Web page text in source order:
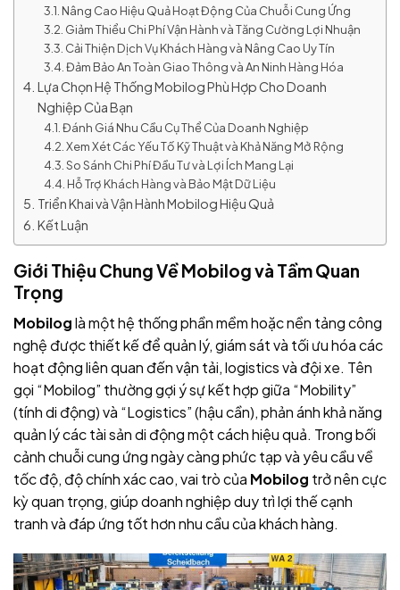
Nâng Cao Hiệu Quả Hoạt Động Của Chuỗi Cung Ứng
Giảm Thiểu Chi Phí Vận Hành và Tăng Cường Lợi Nhuận
Cải Thiện Dịch Vụ Khách Hàng và Nâng Cao Uy Tín
Đảm Bảo An Toàn Giao Thông và An Ninh Hàng Hóa
Lựa Chọn Hệ Thống Mobilog Phù Hợp Cho Doanh
Nghiệp Của Bạn
Đánh Giá Nhu Cầu Cụ Thể Của Doanh Nghiệp
Xem Xét Các Yếu Tố Kỹ Thuật và Khả Năng Mở Rộng
So Sánh Chi Phí Đầu Tư và Lợi Ích Mang Lại
Hỗ Trợ Khách Hàng và Bảo Mật Dữ Liệu
Triển Khai và Vận Hành Mobilog Hiệu Quả
Kết Luận
Giới Thiệu Chung Về Mobilog và Tầm Quan
Trọng
Mobiloglà một hệ thống phần mềm hoặc nền tảng công
nghệ được thiết kế để quản lý, giám sát và tối ưu hóa các
hoạt động liên quan đến vận tải, logistics và đội xe. Tên
gọi “Mobilog” thường gợi ý sự kết hợp giữa “Mobility”
(tính di động) và “Logistics” (hậu cần), phản ánh khả năng
quản lý các tài sản di động một cách hiệu quả. Trong bối
cảnh chuỗi cung ứng ngày càng phức tạp và yêu cầu về
tốc độ, độ chính xác cao, vai trò của Mobilog trở nên cực
kỳ quan trọng, giúp doanh nghiệp duy trì lợi thế cạnh
tranh và đáp ứng tốt hơn nhu cầu của khách hàng.